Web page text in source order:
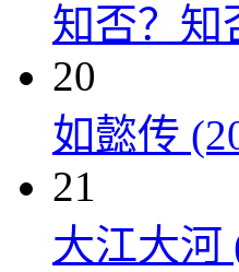
知否？知
20
如懿传
21
大江大河